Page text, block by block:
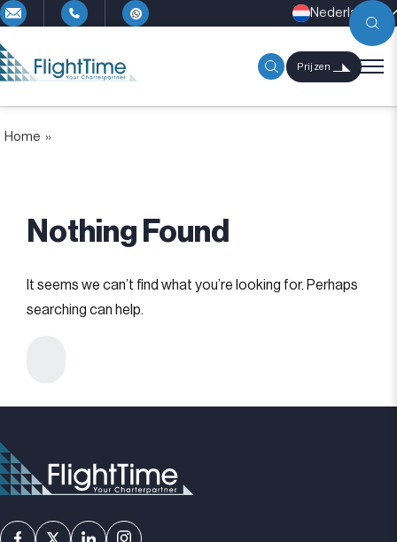
Nederlands
Prijzen
Home »
Nothing Found
It seems we can’t find what you’re looking for. Perhaps
searching can help.